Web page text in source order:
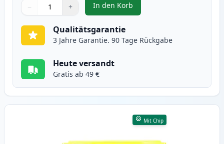
Verwenden Sie die Tasten, um anzupassen
− +
1
In den Korb
, 2 stück Brother TN3280
Qualitätsgarantie
3 Jahre Garantie. 90 Tage Rückgabe
Heute versandt
Gratis ab 49 €
Mit Chip